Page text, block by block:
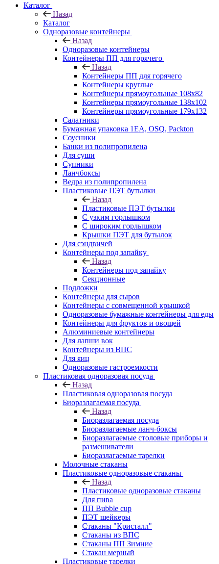
Каталог
Назад
Каталог
Одноразовые контейнеры
Назад
Одноразовые контейнеры
Контейнеры ПП для горячего
Назад
Контейнеры ПП для горячего
Контейнеры круглые
Контейнеры прямоугольные 108х82
Контейнеры прямоугольные 138х102
Контейнеры прямоугольные 179х132
Салатники
Бумажная упаковка 1ЕА, OSQ, Packton
Соусники
Банки из полипропилена
Для суши
Супники
Ланчбоксы
Ведра из полипропилена
Пластиковые ПЭТ бутылки
Назад
Пластиковые ПЭТ бутылки
С узким горлышком
С широким горлышком
Крышки ПЭТ для бутылок
Для сэндвичей
Контейнеры под запайку
Назад
Контейнеры под запайку
Секционные
Подложки
Контейнеры для сыров
Контейнеры с совмещенной крышкой
Одноразовые бумажные контейнеры для еды
Контейнеры для фруктов и овощей
Алюминиевые контейнеры
Для лапши вок
Контейнеры из ВПС
Для яиц
Одноразовые гастроемкости
Пластиковая одноразовая посуда
Назад
Пластиковая одноразовая посуда
Биоразлагаемая посуда
Назад
Биоразлагаемая посуда
Биоразлагаемые ланч-боксы
Биоразлагаемые столовые приборы и
размешиватели
Биоразлагаемые тарелки
Молочные стаканы
Пластиковые одноразовые стаканы
Назад
Пластиковые одноразовые стаканы
Для пива
ПП Bubble cup
ПЭТ шейкеры
Стаканы "Кристалл"
Стаканы из ВПС
Стаканы ПП Зимние
Стакан мерный
Пластиковые тарелки